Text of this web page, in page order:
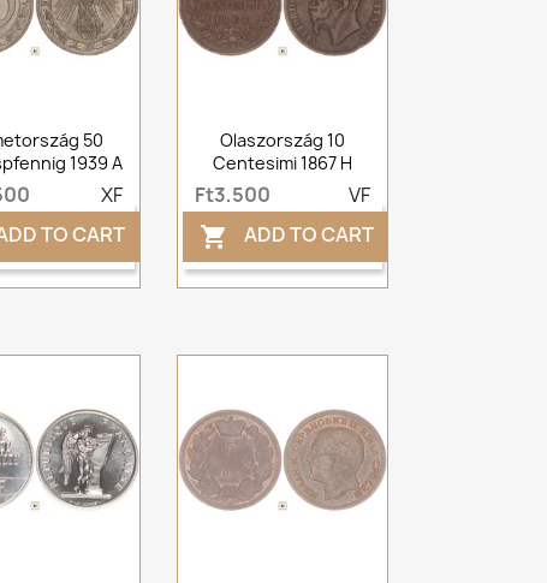
50
1939 A
XF
TO CART
Olaszország 10
Centesimi 1867 H
Ft3,500 VF
 ADD TO CART